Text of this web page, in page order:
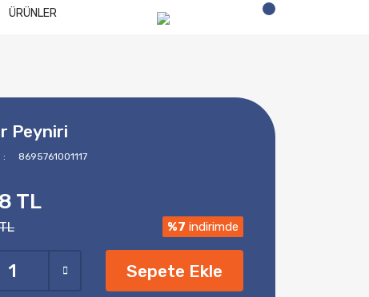
ÜRÜNLER
Peyniri
8695761001117
TL
%7 indirimde
Sepete Ekle